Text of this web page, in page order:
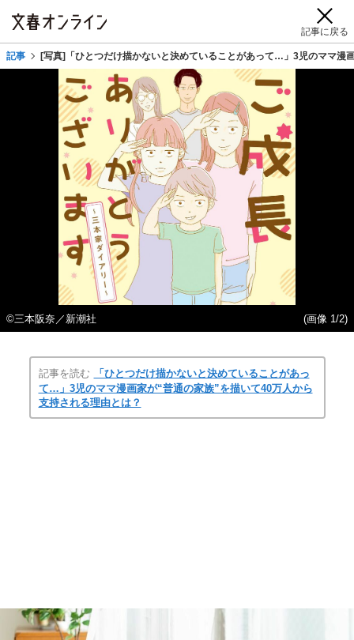
記事に戻る
記事 [写真]「ひとつだけ描かないと決めていることがあって…」3児のママ漫
©️三本阪奈／新潮社 (画像 1/2)
記事を読む
「ひとつだけ描かないと決めていることがあっ
て…」3児のママ漫画家が“普通の家族”を描いて40万人から
支持される理由とは？